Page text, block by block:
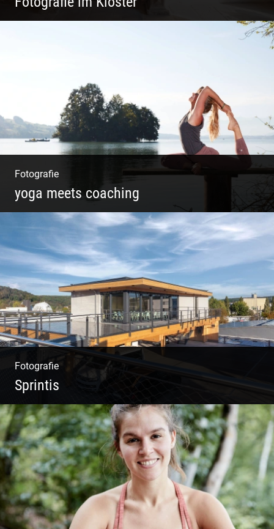
Fotografie
yoga meets coaching
Sonnengruß Katharina Kirchner
Fotografie
Sprintis
Wer will nicht dort arbeiten?